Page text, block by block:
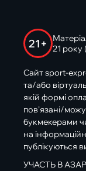
21+
21 року
Сайт sport-
та/або
якій формі
пов’язані/
букмекерами
на
публікуються
УЧАСТЬ В